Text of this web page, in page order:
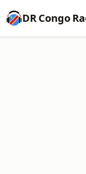
DR Congo